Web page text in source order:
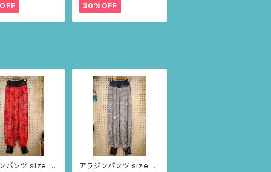
30%OFF
パンツ size S
アラジンパンツ size S